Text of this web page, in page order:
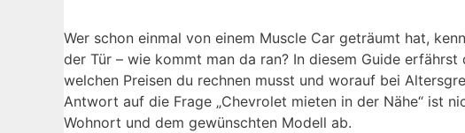
Wer schon einmal von einem Muscle Car geträumt hat,
der Tür – wie kommt man da ran? In diesem Guide
welchen Preisen du rechnen musst und worauf bei
Antwort auf die Frage „Chevrolet mieten in der Nähe“ ist
Wohnort und dem gewünschten Modell ab.